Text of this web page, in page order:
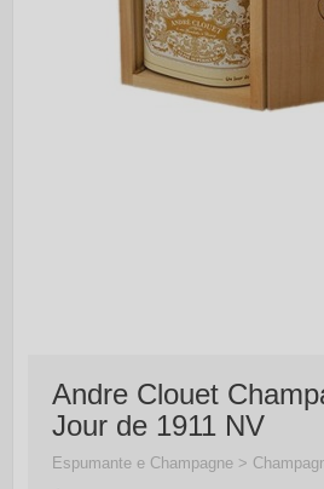
Andre Clouet
Jour de 1911 NV
Espumante e Champagne >